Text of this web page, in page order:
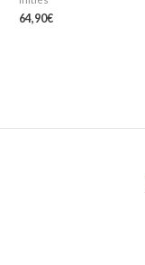
64,90€